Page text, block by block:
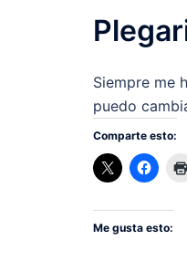
Siempre me
puedo
Comparte esto:
Me gusta esto: